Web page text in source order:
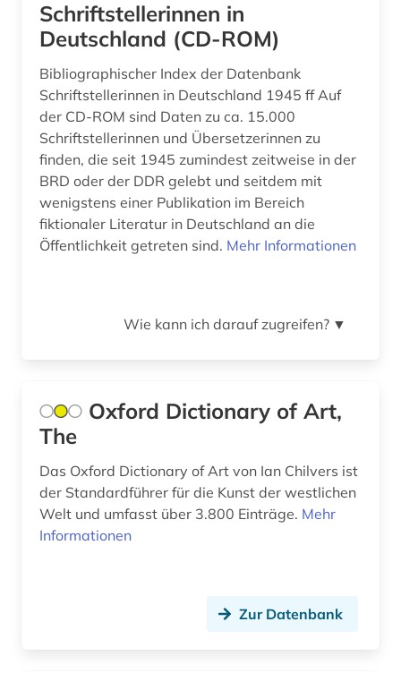
film (3)
filmwissenschaft (3)
finnland (2)
firma (1)
frankreich (1)
frau (2)
frauenforschung (2)
geschichte (26)
geschichte 1093-1314 (1)
geschichte 1400-2015 (1)
Niederlande (5)
Niedersachsen (2)
Nordrhein-Westfalen (1)
Oesterreich (11)
Osteuropa (1)
Ostmitteleuropa (1)
Polen (1)
Sachsen (1)
Schweden (1)
Schweiz (5)
Schriftstellerinnen in
Deutschland (CD-ROM)
Bibliographischer Index der Datenbank
Schriftstellerinnen in Deutschland 1945 ff Auf
der CD-ROM sind Daten zu ca. 15.000
Schriftstellerinnen und Übersetzerinnen zu
finden, die seit 1945 zumindest zeitweise in der
BRD oder der DDR gelebt und seitdem mit
wenigstens einer Publikation im Bereich
fiktionaler Literatur in Deutschland an die
Öffentlichkeit getreten sind. Mehr Informationen
Wie kann ich darauf zugreifen? ▼
Oxford Dictionary of Art,
The
Das Oxford Dictionary of Art von Ian Chilvers ist
der Standardführer für die Kunst der westlichen
Welt und umfasst über 3.800 Einträge. Mehr
Informationen
Zur Datenbank